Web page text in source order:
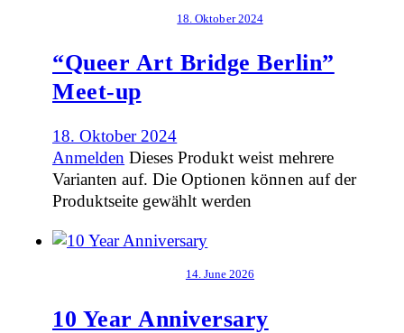
18. Oktober 2024
“Queer Art Bridge Berlin”
Meet-up
18. Oktober 2024
Anmelden Dieses Produkt weist mehrere
Varianten auf. Die Optionen können auf der
Produktseite gewählt werden
14. June 2026
10 Year Anniversary